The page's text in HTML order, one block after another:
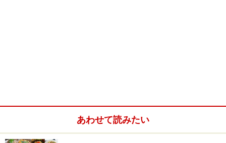
あわせて読みたい